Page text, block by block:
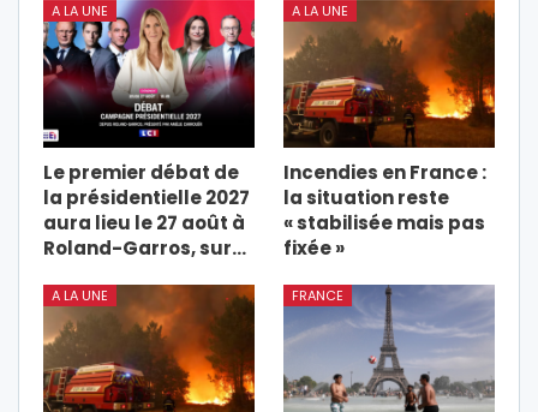
A LA UNE
Le premier débat de
la présidentielle 2027
aura lieu le 27 août à
Roland-Garros, sur…
A LA UNE
Incendies en France :
la situation reste
« stabilisée mais pas
fixée »
A LA UNE FRANCE